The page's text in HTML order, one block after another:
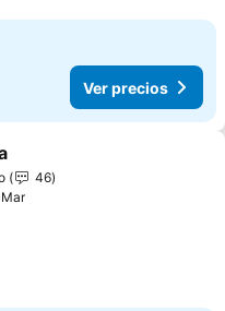
Ver precios
a favoritos
46